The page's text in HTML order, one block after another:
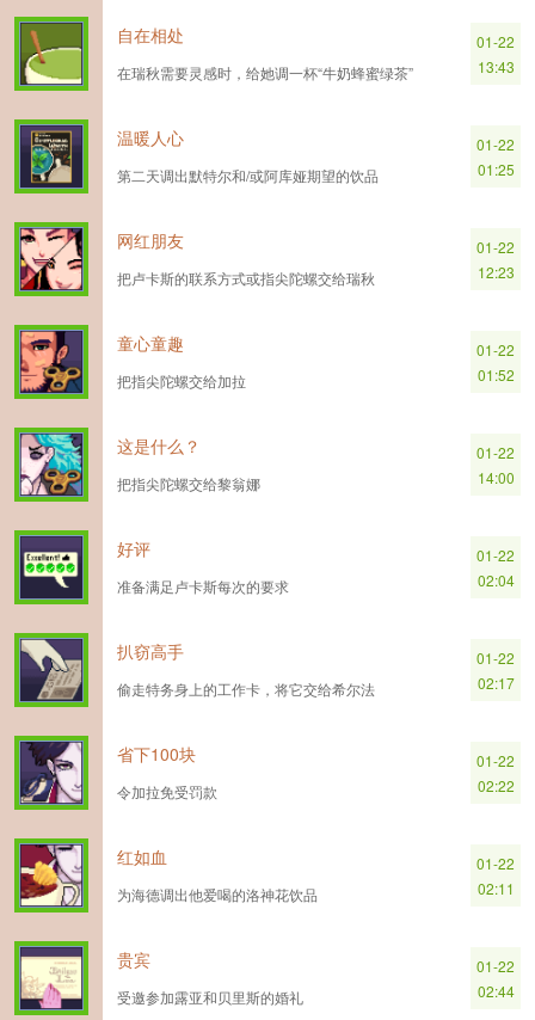
自在相处
在瑞秋需要灵感时，给她调一杯“牛奶蜂蜜绿茶”
01-22
13:43
温暖人心
第二天调出默特尔和/或阿库娅期望的饮品
01-22
01:25
网红朋友
把卢卡斯的联系方式或指尖陀螺交给瑞秋
01-22
12:23
童心童趣
把指尖陀螺交给加拉
01-22
01:52
这是什么？
把指尖陀螺交给黎翁娜
01-22
14:00
好评
准备满足卢卡斯每次的要求
01-22
02:04
扒窃高手
偷走特务身上的工作卡，将它交给希尔法
01-22
02:17
省下100块
令加拉免受罚款
01-22
02:22
红如血
为海德调出他爱喝的洛神花饮品
01-22
02:11
贵宾
受邀参加露亚和贝里斯的婚礼
01-22
02:44